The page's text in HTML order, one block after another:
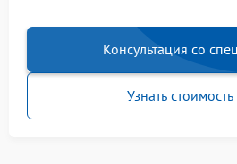
Консультация со
Узнать